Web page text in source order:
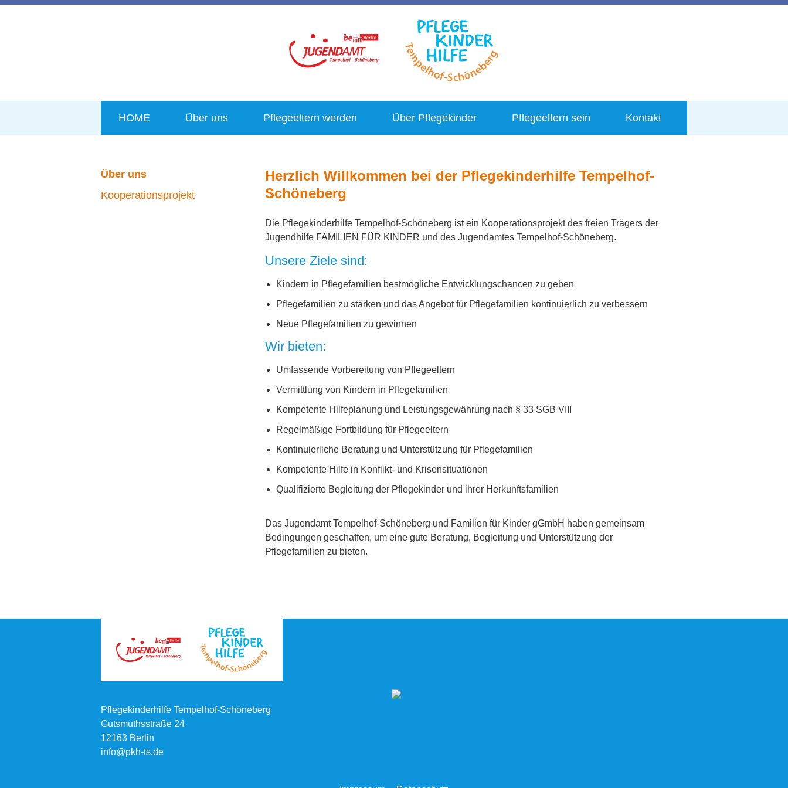
HOME Über uns Pflegeeltern werden Über Pflegekinder Pflegeeltern sein Kontakt
Über uns
Kooperationsprojekt
Herzlich Willkommen bei der Pflegekinderhilfe Tempelhof-
Schöneberg
Die Pflegekinderhilfe Tempelhof-Schöneberg ist ein Kooperationsprojekt des freien Trägers der
Jugendhilfe FAMILIEN FÜR KINDER und des Jugendamtes Tempelhof-Schöneberg.
Unsere Ziele sind:
Kindern in Pflegefamilien bestmögliche Entwicklungschancen zu geben
Pflegefamilien zu stärken und das Angebot für Pflegefamilien kontinuierlich zu verbessern
Neue Pflegefamilien zu gewinnen
Wir bieten:
Umfassende Vorbereitung von Pflegeeltern
Vermittlung von Kindern in Pflegefamilien
Kompetente Hilfeplanung und Leistungsgewährung nach § 33 SGB VIII
Regelmäßige Fortbildung für Pflegeeltern
Kontinuierliche Beratung und Unterstützung für Pflegefamilien
Kompetente Hilfe in Konflikt- und Krisensituationen
Qualifizierte Begleitung der Pflegekinder und ihrer Herkunftsfamilien
Das Jugendamt Tempelhof-Schöneberg und Familien für Kinder gGmbH haben gemeinsam
Bedingungen geschaffen, um eine gute Beratung, Begleitung und Unterstützung der
Pflegefamilien zu bieten.
Pflegekinderhilfe Tempelhof-Schöneberg
Gutsmuthsstraße 24
12163 Berlin
info@pkh-ts.de